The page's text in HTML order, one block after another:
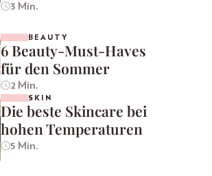
3 Min.
BEAUTY
6 Beauty-Must-Haves
für den Sommer
2 Min.
SKIN
Die beste Skincare bei
hohen Temperaturen
5 Min.